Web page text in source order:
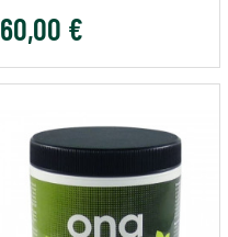
60,00 €